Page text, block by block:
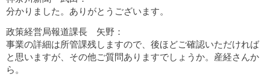
分かりました。ありがとうございます。
政策経営局報道課長 矢野：
事業の詳細は所管課残しますので、後ほどご確認いただければ
と思いますが、その他ご質問ありますでしょうか。産経さんか
ら。